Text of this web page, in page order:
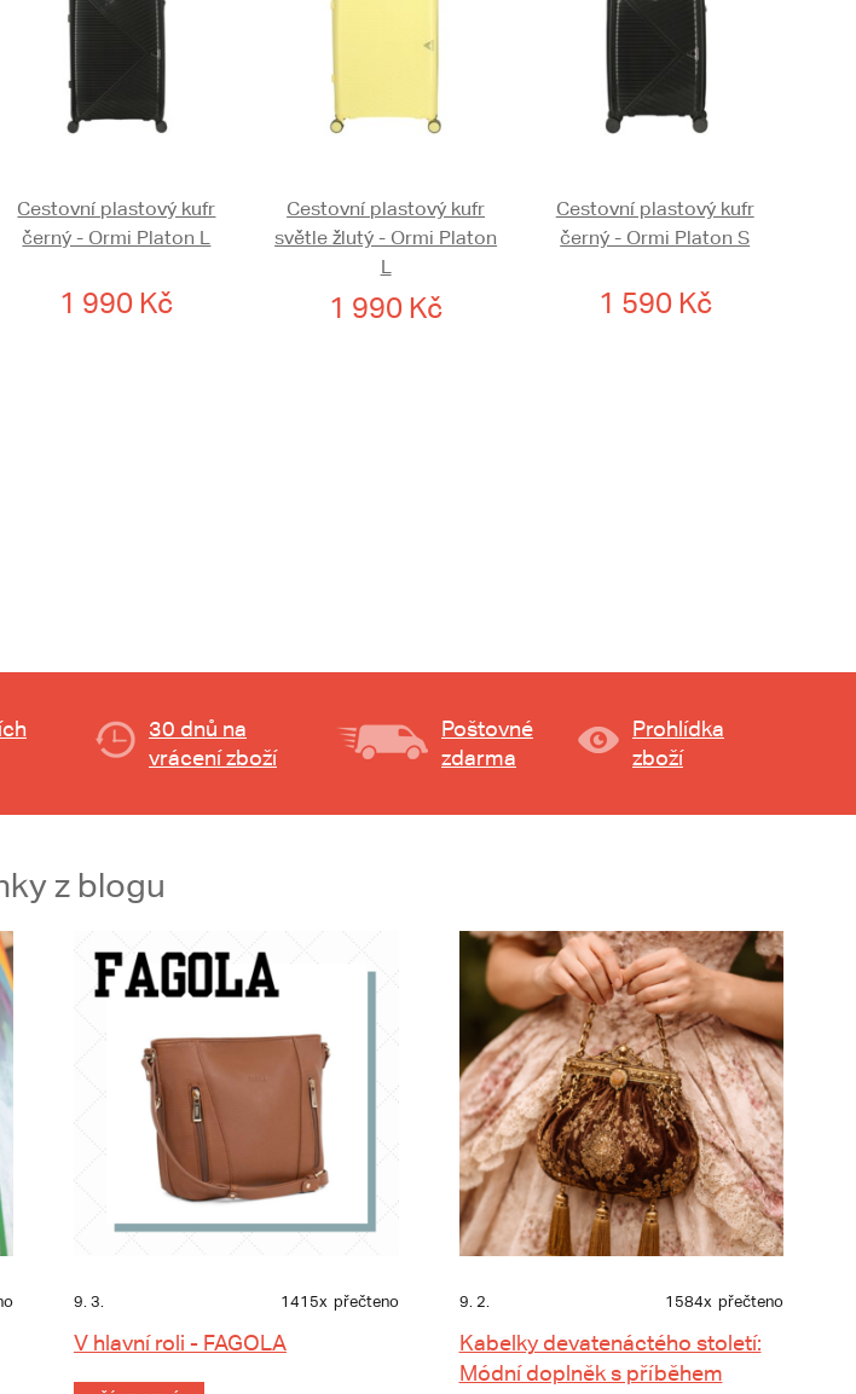
Cestovní plastový kufr
černý - Ormi Platon L
1 990 Kč
Cestovní plastový kufr
světle žlutý - Ormi Platon
L
1 990 Kč
Cestovní plastový kufr
černý - Ormi Platon S
1 590 Kč
30 dnů na
vrácení zboží
Poštovné
zdarma
Prohlídka
zboží
z blogu
9. 3. 1415x přečteno
V hlavní roli - FAGOLA
9. 2. 1584x přečteno
Kabelky devatenáctého století:
Módní doplněk s příběhem